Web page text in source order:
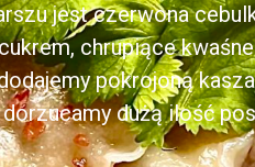
jest czerwona
chrupiące
pokrojoną
dużą ilość